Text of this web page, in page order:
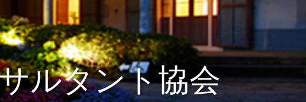
ルタント協会